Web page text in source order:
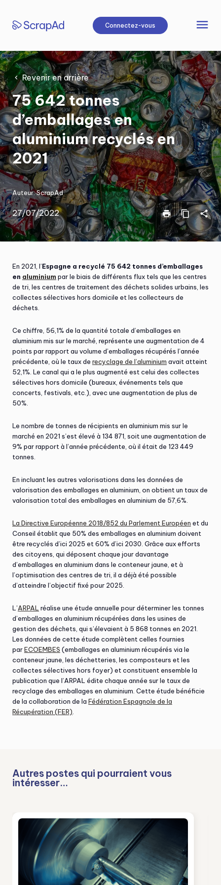
contenu
Connectez-vous menu
Revenir en arrière
75 642 tonnes
d’emballages en
aluminium recyclés en
2021
Auteur:ScrapAd
27/07/2022 print content_copy share
En 2021, l’Espagne a recyclé 75 642 tonnes d’emballages
en aluminium par le biais de différents flux tels que les centres
de tri, les centres de traitement des déchets solides urbains, les
collectes sélectives hors domicile et les collecteurs de
déchets.
Ce chiffre, 56,1% de la quantité totale d’emballages en
aluminium mis sur le marché, représente une augmentation de 4
points par rapport au volume d’emballages récupérés l’année
précédente, où le taux de recyclage de l’aluminium avait atteint
52,1%. Le canal qui a le plus augmenté est celui des collectes
sélectives hors domicile (bureaux, événements tels que
concerts, festivals, etc.), avec une augmentation de plus de
50%.
Le nombre de tonnes de récipients en aluminium mis sur le
marché en 2021 s’est élevé à 134 871, soit une augmentation de
9% par rapport à l’année précédente, où il était de 123 449
tonnes.
En incluant les autres valorisations dans les données de
valorisation des emballages en aluminium, on obtient un taux de
valorisation total des emballages en aluminium de 57,6%.
La Directive Européenne 2018/852 du Parlement Européen et du
Conseil établit que 50% des emballages en aluminium doivent
être recyclés d’ici 2025 et 60% d’ici 2030. Grâce aux efforts
des citoyens, qui déposent chaque jour davantage
d’emballages en aluminium dans le conteneur jaune, et à
l’optimisation des centres de tri, il a déjà été possible
d’atteindre l’objectif fixé pour 2025.
L’ARPAL réalise une étude annuelle pour déterminer les tonnes
d’emballages en aluminium récupérées dans les usines de
gestion des déchets, qui s’élevaient à 5 868 tonnes en 2021.
Les données de cette étude complètent celles fournies
parECOEMBES (emballages en aluminium récupérés via le
conteneur jaune, les déchetteries, les composteurs et les
collectes sélectives hors foyer) et constituent ensemble la
publication que l’ARPAL édite chaque année sur le taux de
recyclage des emballages en aluminium. Cette étude bénéficie
de la collaboration de la Fédération Espagnole de la
Récupération (FER)
Autres postes qui pourraient vous
intéresser…